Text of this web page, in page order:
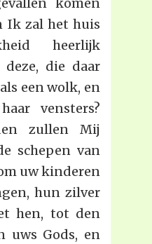
komen
Ik zal het huis
heerlijk
die daar
een wolk, en
vensters?
zullen Mij
schepen van
uw kinderen
hun zilver
hen, tot den
uws Gods, en